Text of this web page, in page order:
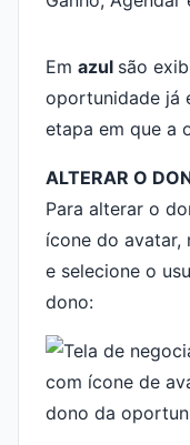
Em azul são
oportunidade já
etapa em que a
ALTERAR O
Para alterar o
ícone do avatar,
e selecione o
dono: